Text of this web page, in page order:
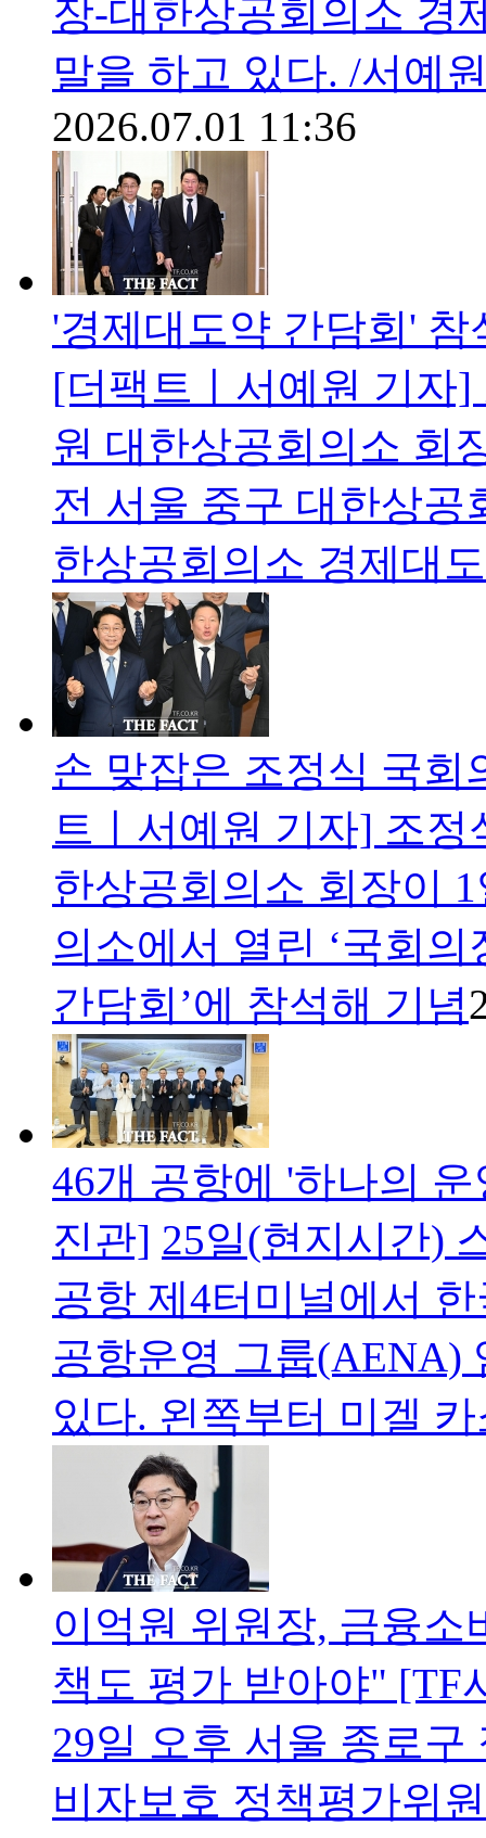
장-대한상공회의소 경
말을 하고 있다. /서예
2026.07.01 11:36
'경제대도약 간담회'
[더팩트ㅣ서예원 기자
원 대한상공회의소 회
전 서울 중구 대한상공
한상공회의소 경제대
손 맞잡은 조정식 국
트ㅣ서예원 기자] 조
한상공회의소 회장이
의소에서 열린 ‘국회
간담회’에 참석해 기념
46개 공항에 '하나의
진관] 25일(현지시간)
공항 제4터미널에서
공항운영 그룹(AENA)
있다. 왼쪽부터 미겔
이억원 위원장, 금융
책도 평가 받아야" [TF
29일 오후 서울 종로
비자보호 정책평가위